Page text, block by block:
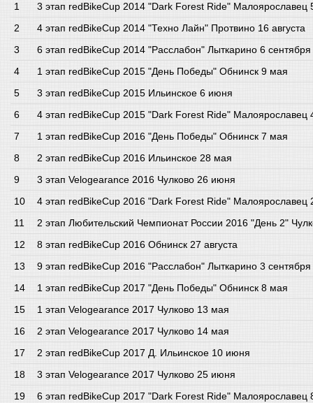
3 этап redBikeCup 2014 "Dark Forest Ride" Малоярославец
4 этап redBikeCup 2014 "Техно Лайн" Протвино 16 августа
6 этап redBikeCup 2014 "Расслабон" Лыткарино 6 сентября
1 этап redBikeCup 2015 "День Победы" Обнинск 9 мая
3 этап redBikeCup 2015 Ильинское 6 июня
4 этап redBikeCup 2015 "Dark Forest Ride" Малоярославец
1 этап redBikeCup 2016 "День Победы" Обнинск 7 мая
2 этап redBikeCup 2016 Ильинское 28 мая
3 этап Velogearance 2016 Чулково 26 июня
4 этап redBikeCup 2016 "Dark Forest Ride" Малоярославец
2 этап Любительский Чемпионат России 2016 "День 2"
8 этап redBikeCup 2016 Обнинск 27 августа
9 этап redBikeCup 2016 "Расслабон" Лыткарино 3 сентября
1 этап redBikeCup 2017 "День Победы" Обнинск 8 мая
1 этап Velogearance 2017 Чулково 13 мая
2 этап Velogearance 2017 Чулково 14 мая
2 этап redBikeCup 2017 Д. Ильинское 10 июня
3 этап Velogearance 2017 Чулково 25 июня
6 этап redBikeCup 2017 "Dark Forest Ride" Малоярославец